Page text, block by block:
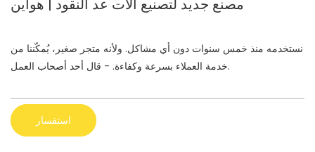
مصنع جديد لتصنيع آلات عد النقود | هواين
نستخدمه منذ خمس سنوات دون أي مشاكل. ولأنه متجر صغير، يُمكّننا من
خدمة العملاء بسرعة وكفاءة. - قال أحد أصحاب العمل.
استفسار